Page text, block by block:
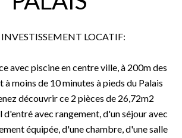
LOCATIF:
avec piscine en centre ville, à 200m des
à moins de 10 minutes à pieds du Palais
découvrir ce 2 pièces de 26,72m2
d'entré avec rangement, d'un séjour avec
équipée, d'une chambre, d'une salle